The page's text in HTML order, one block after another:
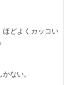
ほどよくカッコい
ない。